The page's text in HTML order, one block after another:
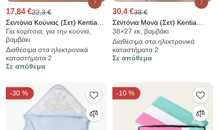
17,84 €22,3 €
Σεντόνια Κούνιας (Σετ) Kentia
Baby Marker 18
Για κορίτσια, για την κούνια,
βαμβάκι
Διαθέσιμα στα ηλεκτρονικά
καταστήματα 2
Σε απόθεμα
30,4 €38 €
Σεντόνια Μονά (Σετ) Kentia
Versus Pady
38×27 εκ, βαμβάκι
Διαθέσιμα στα ηλεκτρονικά
καταστήματα 2
Σε απόθεμα
-30 % -10 %